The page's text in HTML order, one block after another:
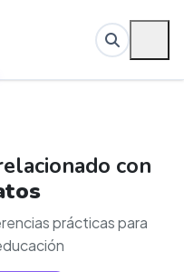
con
prácticas para